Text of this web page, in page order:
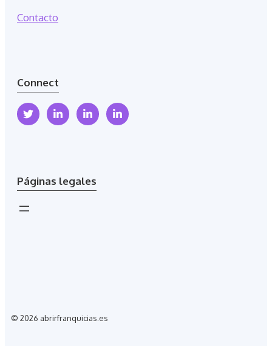
Contacto
Connect
Páginas legales
© 2026 abrirfranquicias.es